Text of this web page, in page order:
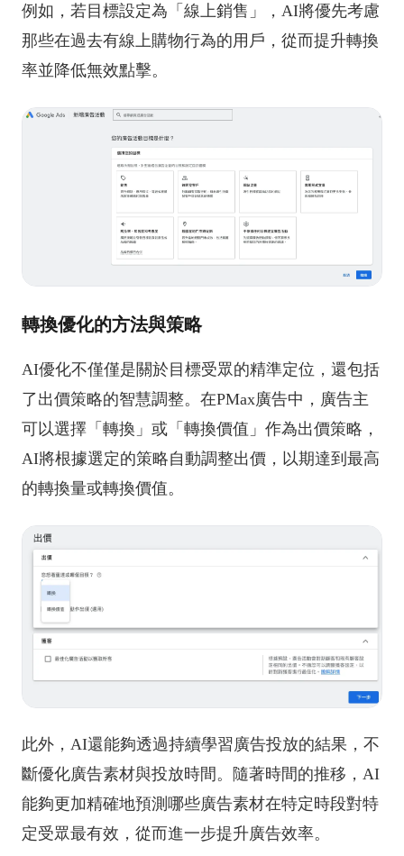
例如，若目標設定為「線上銷售」，AI將優先考慮
那些在過去有線上購物行為的用戶，從而提升轉換
率並降低無效點擊。
轉換優化的方法與策略
AI優化不僅僅是關於目標受眾的精準定位，還包括
了出價策略的智慧調整。在PMax廣告中，廣告主
可以選擇「轉換」或「轉換價值」作為出價策略，
AI將根據選定的策略自動調整出價，以期達到最高
的轉換量或轉換價值。
此外，AI還能夠透過持續學習廣告投放的結果，不
斷優化廣告素材與投放時間。隨著時間的推移，AI
能夠更加精確地預測哪些廣告素材在特定時段對特
定受眾最有效，從而進一步提升廣告效率。